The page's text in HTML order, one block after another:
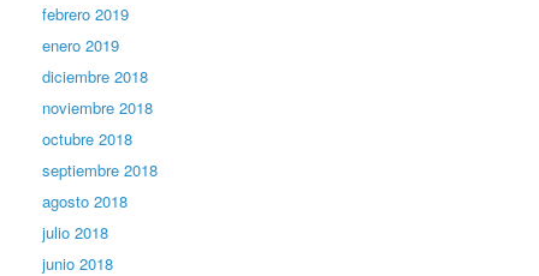
febrero 2019
enero 2019
diciembre 2018
noviembre 2018
octubre 2018
septiembre 2018
agosto 2018
julio 2018
junio 2018